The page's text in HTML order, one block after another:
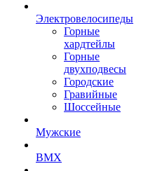
Электровелосипеды
Горные
хардтейлы
Горные
двухподвесы
Городские
Гравийные
Шоссейные
Мужские
BMX